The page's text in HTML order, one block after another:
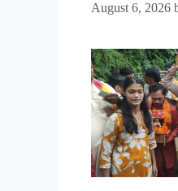
August 6, 2026